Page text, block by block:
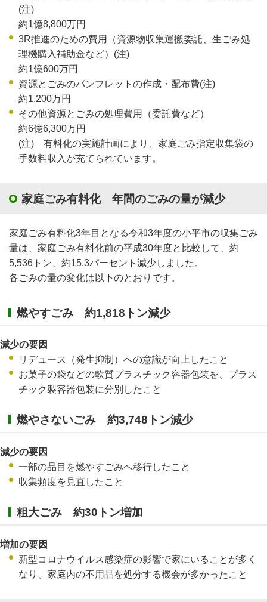
(注)
約1億8,800万円
3R推進のための費用（資源物収集運搬委託、生ごみ処
理機購入補助金など）(注)
約1億600万円
資源とごみのパンフレットの作成・配布費(注)
約1,200万円
その他資源とごみの処理費用（委託費など）
約6億6,300万円
(注) 有料化の実施計画により、家庭ごみ指定収集袋の
手数料収入が充てられています。
家庭ごみ有料化 年間のごみの量が減少
家庭ごみ有料化3年目となる令和3年度の小平市の収集ごみ
量は、家庭ごみ有料化前の平成30年度と比較して、約
5,536トン、約15.3パーセント減少しました。
各ごみの量の変化は以下のとおりです。
燃やすごみ 約1,818トン減少
減少の要因
リデュース（発生抑制）への意識が向上したこと
お菓子の袋などの軟質プラスチック容器包装を、プラス
チック製容器包装に分別したこと
燃やさないごみ 約3,748トン減少
減少の要因
一部の品目を燃やすごみへ移行したこと
収集頻度を見直したこと
粗大ごみ 約30トン増加
増加の要因
新型コロナウイルス感染症の影響で家にいることが多く
なり、家庭内の不用品を処分する機会が多かったこと